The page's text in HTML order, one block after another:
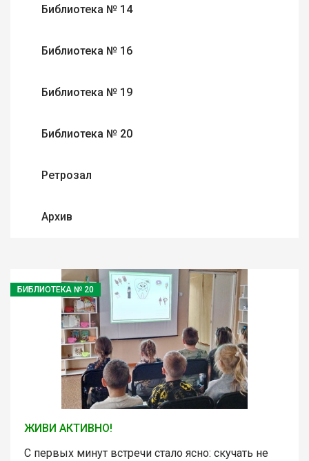
Библиотека № 14
Библиотека № 16
Библиотека № 19
Библиотека № 20
Ретрозал
Архив
БИБЛИОТЕКА № 20
ЖИВИ АКТИВНО!
С первых минут встречи стало ясно: скучать не